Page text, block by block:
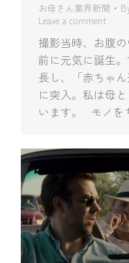
お母さん業界新聞
Leave a comment
撮影当時、お腹
前に元気に誕生
長し、「赤ちゃ
に突入。私は母
います。 モノを